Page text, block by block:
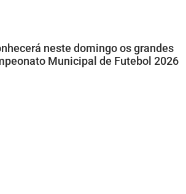
neste domingo os grandes
Municipal de Futebol 2026